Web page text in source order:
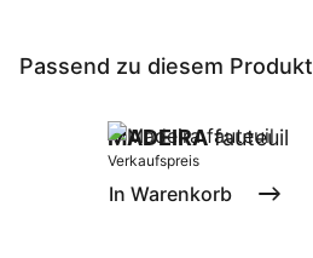
Passend zu diesem Produkt
MADEIRAfauteuil
Verkaufspreis
In Warenkorb